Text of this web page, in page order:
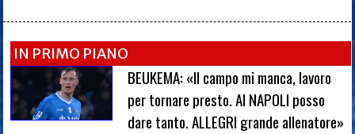
IN PRIMO PIANO
BEUKEMA: «Il campo mi manca, lavoro
per tornare presto. Al NAPOLI posso
dare tanto. ALLEGRI grande allenatore»